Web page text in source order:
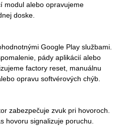
modul alebo opravujeme
doske.
Google Play službami.
pády aplikácií alebo
factory reset, manuálnu
opravu softvérových chýb.
zabezpečuje zvuk pri hovoroch.
hovoru signalizuje poruchu.